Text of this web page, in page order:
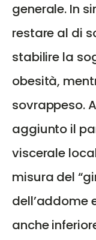
generale. In
restare al di
stabilire la
obesità,
sovrappeso.
aggiunto il
viscerale
misura del
dell’addome
anche